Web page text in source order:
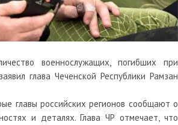
военнослужащих, погибших при
глава Чеченской Республики Рамзан
главы российских регионов сообщают о
и деталях. Глава ЧР отмечает, что